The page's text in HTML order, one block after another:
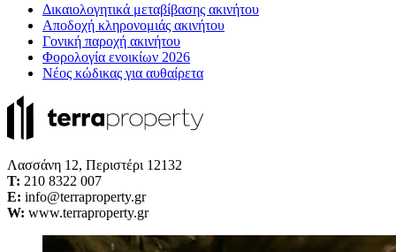
Δικαιολογητικά μεταβίβασης ακινήτου
Αποδοχή κληρονομιάς ακινήτου
Γονική παροχή ακινήτου
Φορολογία ενοικίων 2026
Νέος κώδικας για αυθαίρετα
Λασσάνη 12, Περιστέρι 12132
Τ: 210 8322 007
E: info@terraproperty.gr
W: www.terraproperty.gr